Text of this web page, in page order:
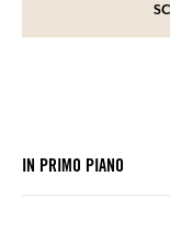
IN PRIMO PIANO